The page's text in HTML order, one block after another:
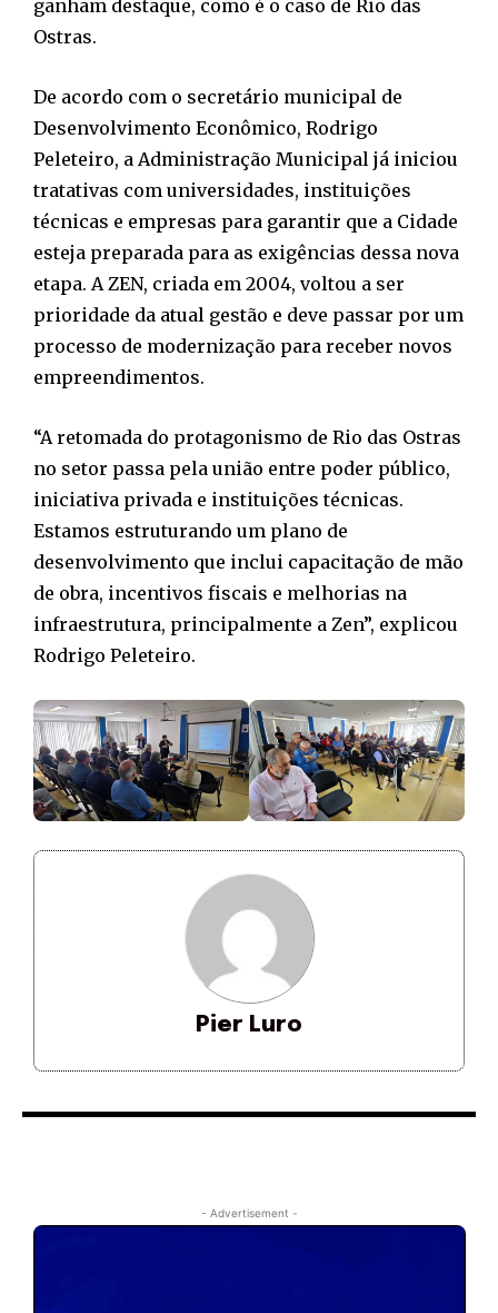
ganham destaque, como é o caso de Rio das
Ostras.
De acordo com o secretário municipal de
Desenvolvimento Econômico, Rodrigo
Peleteiro, a Administração Municipal já iniciou
tratativas com universidades, instituições
técnicas e empresas para garantir que a Cidade
esteja preparada para as exigências dessa nova
etapa. A ZEN, criada em 2004, voltou a ser
prioridade da atual gestão e deve passar por um
processo de modernização para receber novos
empreendimentos.
“A retomada do protagonismo de Rio das Ostras
no setor passa pela união entre poder público,
iniciativa privada e instituições técnicas.
Estamos estruturando um plano de
desenvolvimento que inclui capacitação de mão
de obra, incentivos fiscais e melhorias na
infraestrutura, principalmente a Zen”, explicou
Rodrigo Peleteiro.
Pier Luro
- Advertisement -